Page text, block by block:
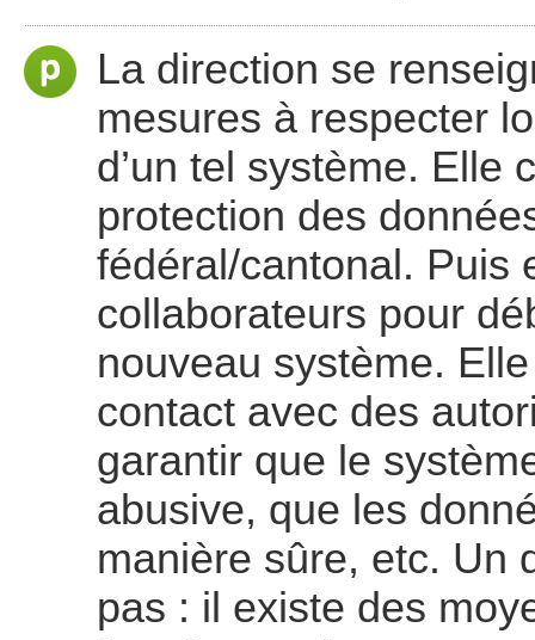
La direction se
mesures à respecter
d’un tel système. Elle
protection des
fédéral/cantonal. Puis
collaborateurs pour
nouveau système.
contact avec des
garantir que le
abusive, que les
manière sûre, etc. Un
pas : il existe des